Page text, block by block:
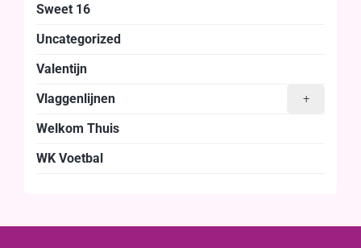
Sweet 16
Uncategorized
Valentijn
+
Vlaggenlijnen
Welkom Thuis
WK Voetbal